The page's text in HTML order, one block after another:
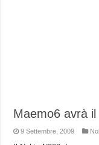
Maemo6 avrà
9 Settembre, 2009